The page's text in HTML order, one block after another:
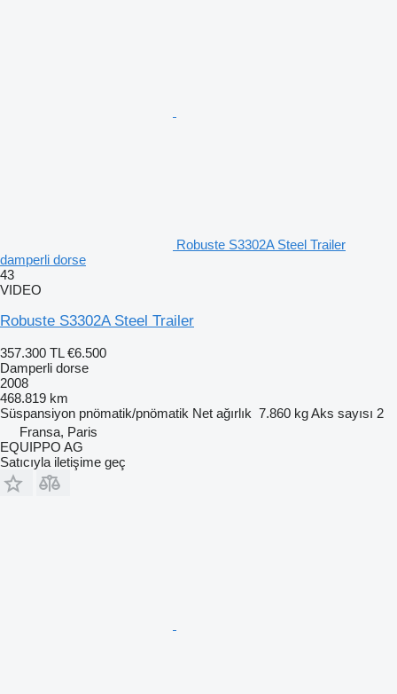
Robuste S3302A Steel Trailer
damperli dorse
43
VIDEO
Robuste S3302A Steel Trailer
357.300 TL €6.500
Damperli dorse
2008
468.819 km
Süspansiyon pnömatik/pnömatik Net ağırlık 7.860 kgAks sayısı 2
Fransa, Paris
EQUIPPO AG
Satıcıyla iletişime geç